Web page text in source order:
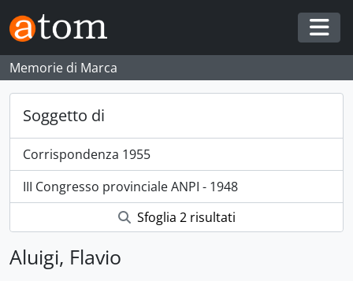
Skip to main content
Memorie di Marca
Soggetto di
Corrispondenza 1955
III Congresso provinciale ANPI - 1948
Sfoglia 2 risultati
Aluigi, Flavio